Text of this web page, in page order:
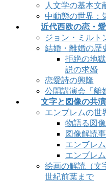
人文学の基本文
中動態の世界：
近代西欧の恋・
ジョン・ミルト
結婚・離婚の歴
拒絶の地
説の求婚
恋愛詩の興隆
公開講演会「離
文字と図像の共演
エンブレムの世
物語る図
図像解読
エンブレ
エンブレ
絵画の解読（文
世紀前葉まで